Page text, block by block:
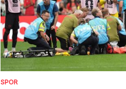
SPOR